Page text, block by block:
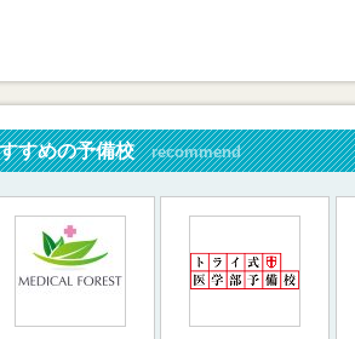
すめの予備校 recommend